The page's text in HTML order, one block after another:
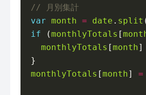
var month = date . split
if (monthlyTotals [
monthlyTotals [month]
monthlyTotals [month] =